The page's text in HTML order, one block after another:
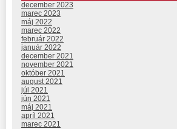
december 2023
marec 2023
máj 2022
marec 2022
február 2022
január 2022
december 2021
november 2021
október 2021
august 2021
júl 2021
jún 2021
máj 2021
apríl 2021
marec 2021